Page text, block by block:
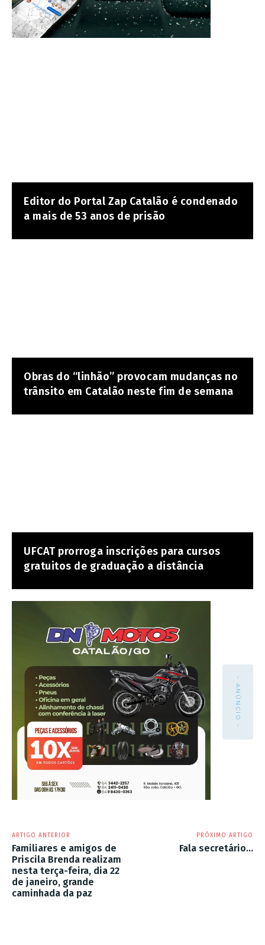
Editor do Portal Zap Catalão é condenado
a mais de 53 anos de prisão
Obras do “linhão” provocam mudanças no
trânsito em Catalão neste fim de semana
UFCAT prorroga inscrições para cursos
gratuitos de graduação a distância
- ANÚNCIO -
ARTIGO ANTERIOR
Familiares e amigos de
Priscila Brenda realizam
nesta terça-feira, dia 22
de janeiro, grande
caminhada da paz
PRÓXIMO ARTIGO
Fala secretário…